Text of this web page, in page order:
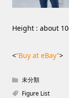
Height : about
<“Buy at eBay”>
未分類
Figure List